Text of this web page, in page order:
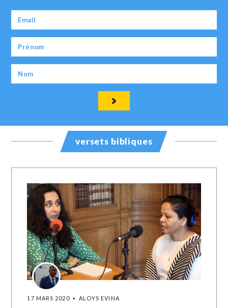
versets bibliques
17 MARS 2020 ALOYS EVINA